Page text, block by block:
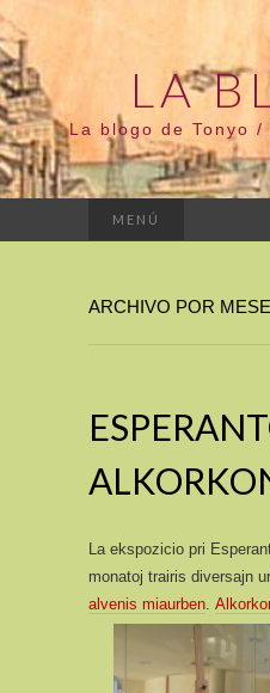
LA
La blogo de Tonyo
MENÚ
ARCHIVO POR
La ekspozicio pri
monatoj trairis diversajn
alvenis miaurben.